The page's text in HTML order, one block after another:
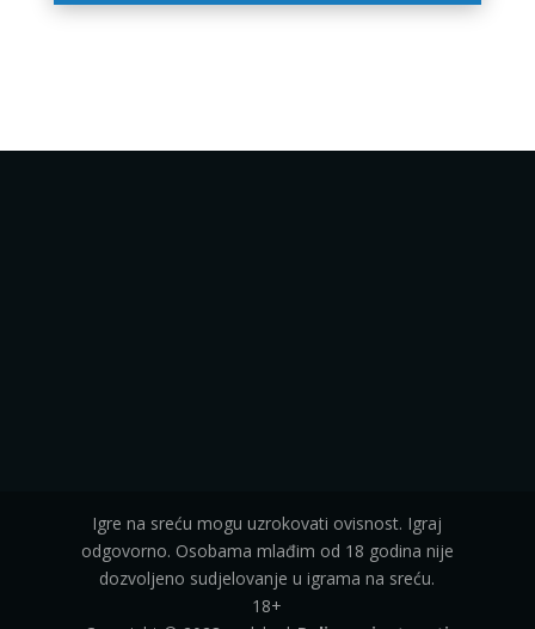
Igre na sreću mogu uzrokovati ovisnost. Igraj
odgovorno. Osobama mlađim od 18 godina nije
dozvoljeno sudjelovanje u igrama na sreću.
18+